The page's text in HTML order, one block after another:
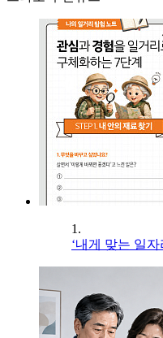
1.
‘내게 맞는 일